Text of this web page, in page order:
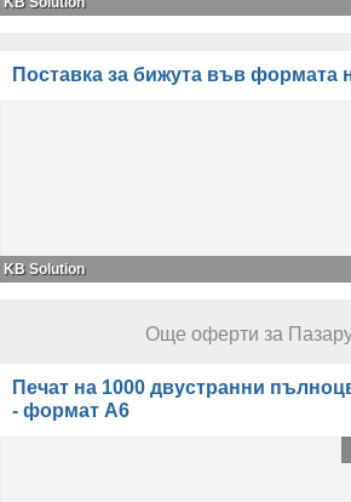
Поставка за бижута във формата
KB Solution
Още оферти за
Печат на 1000 двустранни
- формат А6